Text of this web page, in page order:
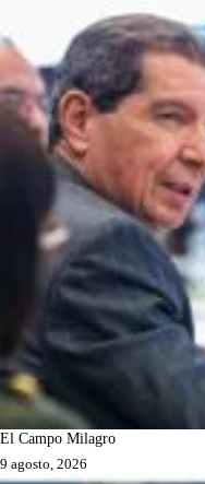
El Campo Milagro
9 agosto, 2026